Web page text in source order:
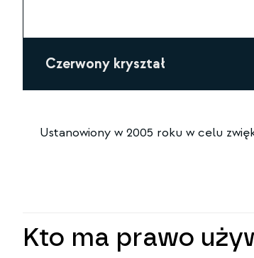
Czerwony kryształ
Ustanowiony w 2005 roku w celu
Kto ma prawo